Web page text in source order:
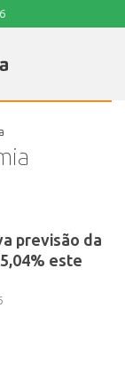
previsão da
este